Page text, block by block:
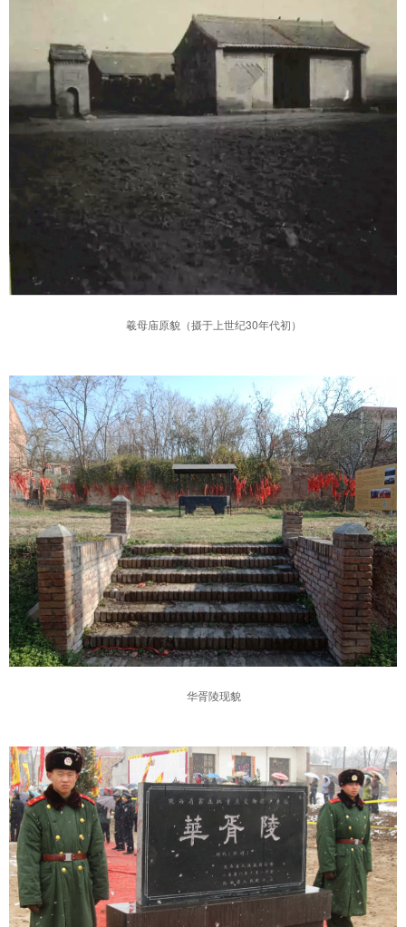
羲母庙原貌（摄于上世纪30年代初）
华胥陵现貌